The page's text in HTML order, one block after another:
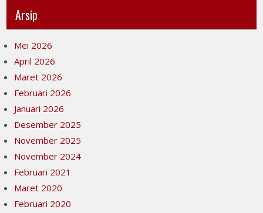
Arsip
Mei 2026
April 2026
Maret 2026
Februari 2026
Januari 2026
Desember 2025
November 2025
November 2024
Februari 2021
Maret 2020
Februari 2020